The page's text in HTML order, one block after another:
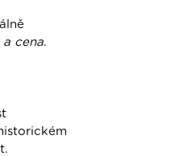
a cena.